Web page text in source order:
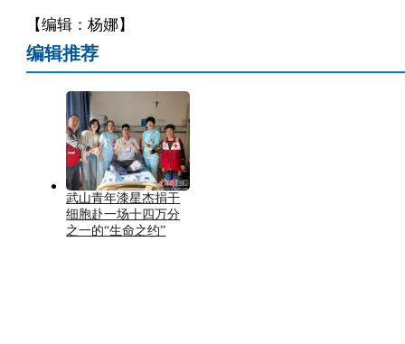
【编辑：杨娜】
编辑推荐
武山青年漆星杰捐干
细胞赴一场十四万分
之一的“生命之约”